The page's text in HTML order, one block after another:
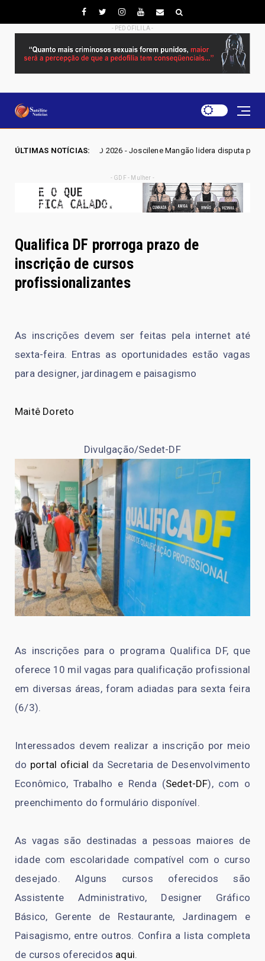
- PEDOFILILA -
ÚLTIMAS NOTÍCIAS:
2026 - Joscilene Mangão lidera disputa por vaga na Alego em Novo
- GDF - Mulher -
Qualifica DF prorroga prazo de
inscrição de cursos
profissionalizantes
As inscrições devem ser feitas pela internet até
sexta-feira. Entras as oportunidades estão vagas
para designer, jardinagem e paisagismo
Maitê Doreto
Divulgação/Sedet-DF
As inscrições para o programa Qualifica DF, que
oferece 10 mil vagas para qualificação profissional
em diversas áreas, foram adiadas para sexta feira
(6/3).
Interessados devem realizar a inscrição por meio
do portal oficial da Secretaria de Desenvolvimento
Econômico, Trabalho e Renda (Sedet-DF), com o
preenchimento do formulário disponível.
As vagas são destinadas a pessoas maiores de
idade com escolaridade compatível com o curso
desejado. Alguns cursos oferecidos são
Assistente Administrativo, Designer Gráfico
Básico, Gerente de Restaurante, Jardinagem e
Paisagismo, entre outros. Confira a lista completa
de cursos oferecidos aqui.